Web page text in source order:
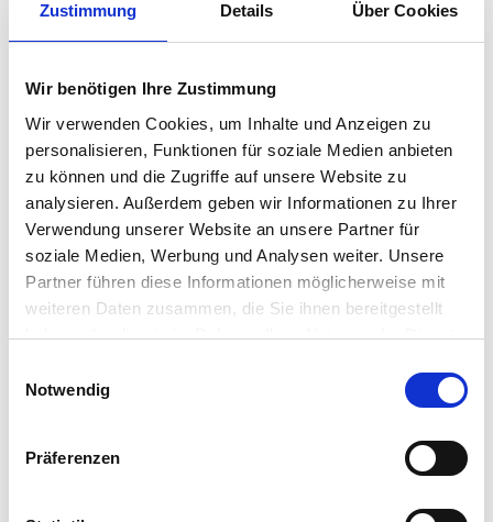
Zustimmung Details Über Cookies
Wir benötigen Ihre Zustimmung
Wir verwenden Cookies, um Inhalte und Anzeigen zu
personalisieren, Funktionen für soziale Medien anbieten
zu können und die Zugriffe auf unsere Website zu
analysieren. Außerdem geben wir Informationen zu Ihrer
Verwendung unserer Website an unsere Partner für
soziale Medien, Werbung und Analysen weiter. Unsere
Partner führen diese Informationen möglicherweise mit
weiteren Daten zusammen, die Sie ihnen bereitgestellt
haben oder die sie im Rahmen Ihrer Nutzung der Dienste
Notwendig
Präferenzen
2021 114 € 139 € 179 €
2023 115 € 140 €